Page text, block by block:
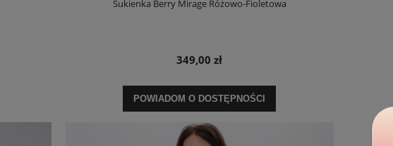
Sukienka Berry Mirage Różowo-Fioletowa
349,00 zł
POWIADOM O DOSTĘPNOŚCI